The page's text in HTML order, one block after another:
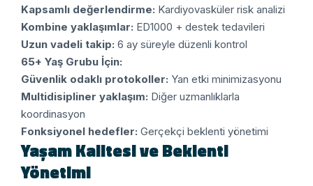
Kapsamlı değerlendirme: Kardiyovasküler risk analizi
Kombine yaklaşımlar: ED1000 + destek tedavileri
Uzun vadeli takip: 6 ay süreyle düzenli kontrol
65+ Yaş Grubu İçin:
Güvenlik odaklı protokoller: Yan etki minimizasyonu
Multidisipliner yaklaşım: Diğer uzmanlıklarla
koordinasyon
Fonksiyonel hedefler: Gerçekçi beklenti yönetimi
Yaşam Kalitesi ve Beklenti
Yönetimi